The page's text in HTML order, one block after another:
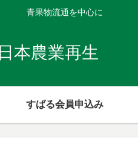
青果物流通を中心に
日本農業再生
すばる会員申込み